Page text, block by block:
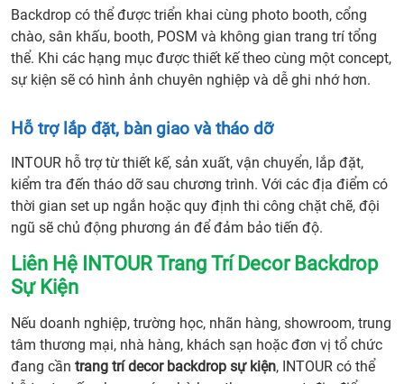
Backdrop có thể được triển khai cùng photo booth, cổng
chào, sân khấu, booth, POSM và không gian trang trí tổng
thể. Khi các hạng mục được thiết kế theo cùng một concept,
sự kiện sẽ có hình ảnh chuyên nghiệp và dễ ghi nhớ hơn.
Hỗ trợ lắp đặt, bàn giao và tháo dỡ
INTOUR hỗ trợ từ thiết kế, sản xuất, vận chuyển, lắp đặt,
kiểm tra đến tháo dỡ sau chương trình. Với các địa điểm có
thời gian set up ngắn hoặc quy định thi công chặt chẽ, đội
ngũ sẽ chủ động phương án để đảm bảo tiến độ.
Liên Hệ INTOUR Trang Trí Decor Backdrop
Sự Kiện
Nếu doanh nghiệp, trường học, nhãn hàng, showroom, trung
tâm thương mại, nhà hàng, khách sạn hoặc đơn vị tổ chức
đang cần trang trí decor backdrop sự kiện, INTOUR có thể